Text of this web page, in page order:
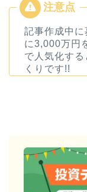
記事作成中
に3,000万円
で人気化す
くりです!!